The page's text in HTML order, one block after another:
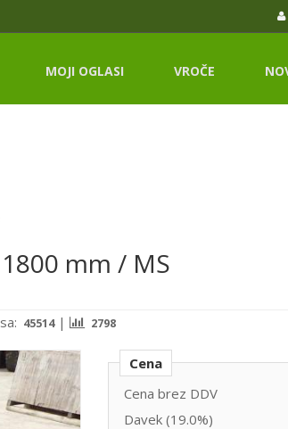
MOJI OGLASI VROČE
mm / MS
45514| 2798
Cena
Cena brez DDV
Davek (19.0%)